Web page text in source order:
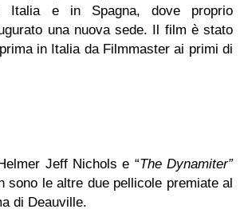
Italia e in Spagna, dove proprio
una nuova sede. Il film è stato
in Italia da Filmmaster ai primi di
Jeff Nichols e “The Dynamiter”
sono le altre due pellicole premiate al
di Deauville.